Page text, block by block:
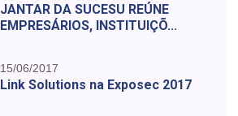
JANTAR DA SUCESU REÚNE
EMPRESÁRIOS, INSTITUIÇÕ...
15/06/2017
Link Solutions na Exposec 2017